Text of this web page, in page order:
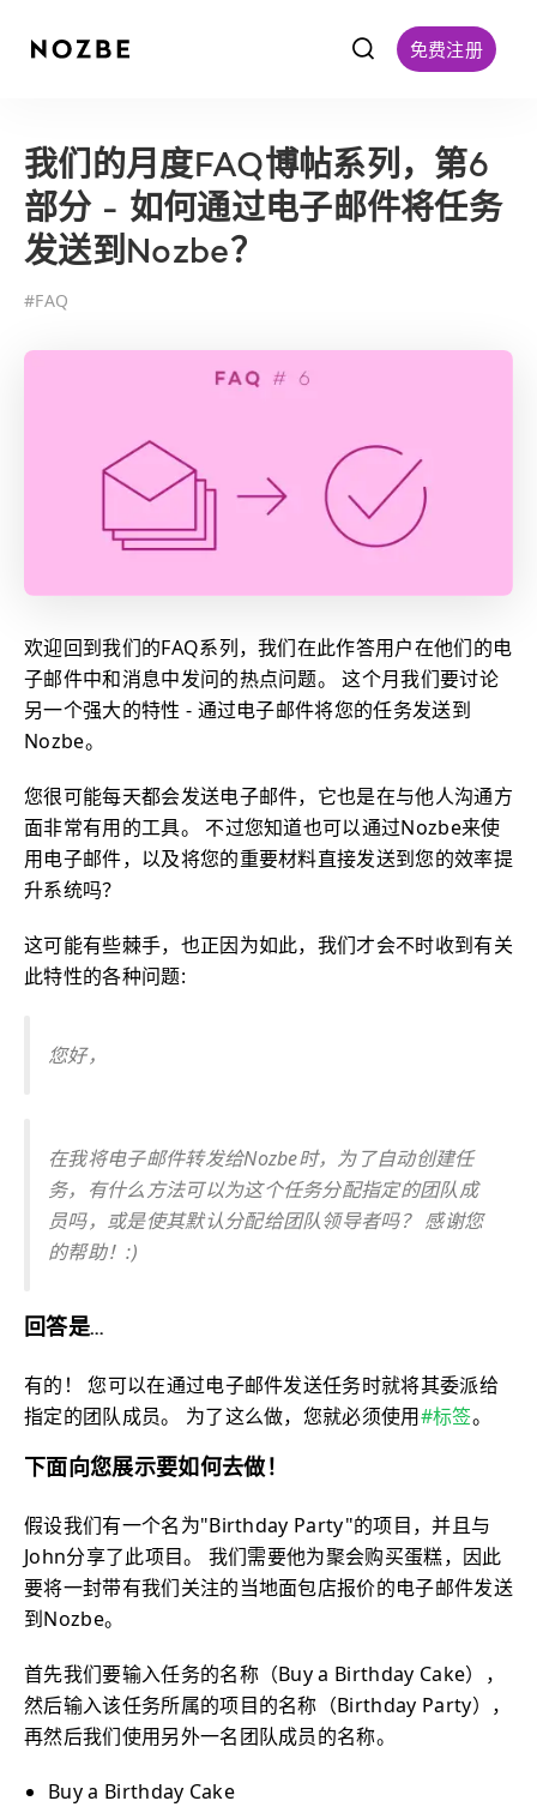
f 免费注册
我们的月度FAQ博帖系列，第6
部分 - 如何通过电子邮件将任务
发送到Nozbe？
#FAQ
欢迎回到我们的FAQ系列，我们在此作答用户在他们的电
子邮件中和消息中发问的热点问题。 这个月我们要讨论
另一个强大的特性 - 通过电子邮件将您的任务发送到
Nozbe。
您很可能每天都会发送电子邮件，它也是在与他人沟通方
面非常有用的工具。 不过您知道也可以通过Nozbe来使
用电子邮件，以及将您的重要材料直接发送到您的效率提
升系统吗？
这可能有些棘手，也正因为如此，我们才会不时收到有关
此特性的各种问题:
您好，
在我将电子邮件转发给Nozbe时，为了自动创建任
务，有什么方法可以为这个任务分配指定的团队成
员吗，或是使其默认分配给团队领导者吗？ 感谢您
的帮助！:)
回答是…
有的！ 您可以在通过电子邮件发送任务时就将其委派给
指定的团队成员。 为了这么做，您就必须使用#标签。
下面向您展示要如何去做！
假设我们有一个名为"Birthday Party"的项目，并且与
John分享了此项目。 我们需要他为聚会购买蛋糕，因此
要将一封带有我们关注的当地面包店报价的电子邮件发送
到Nozbe。
首先我们要输入任务的名称（Buy a Birthday Cake），
然后输入该任务所属的项目的名称（Birthday Party），
再然后我们使用另外一名团队成员的名称。
Buy a Birthday Cake